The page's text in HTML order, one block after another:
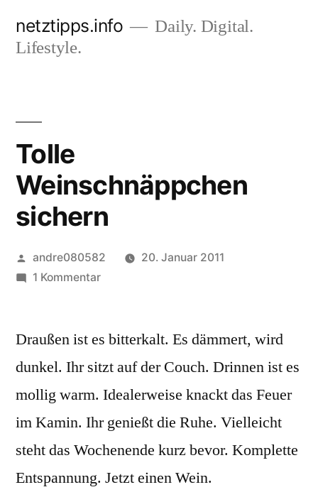
Inhalt
netztipps.info
Daily. Digital.
Lifestyle.
Tolle
Weinschnäppchen
sichern
Veröffentlicht
von
andre080582
20. Januar 2011
1 Kommentarzu
sichern
Draußen ist es bitterkalt. Es dämmert, wird
dunkel. Ihr sitzt auf der Couch. Drinnen ist es
mollig warm. Idealerweise knackt das Feuer
im Kamin. Ihr genießt die Ruhe. Vielleicht
steht das Wochenende kurz bevor. Komplette
Entspannung. Jetzt einen Wein.